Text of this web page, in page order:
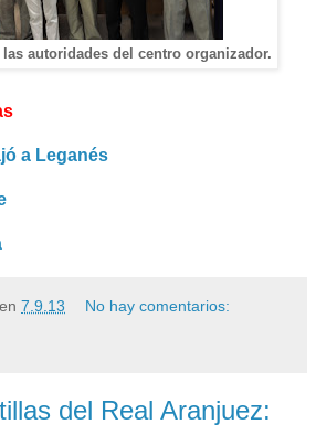
autoridades del centro organizador.
a Leganés
en 7.9.13 No hay comentarios:
del Real Aranjuez: